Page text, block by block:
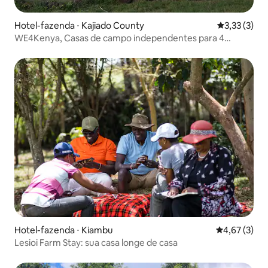
Hotel-fazenda ⋅ Kajiado County 3,33 de
3,33 (3)
WE4Kenya, Casas de campo independentes para 4
Hotel-fazenda ⋅ Kiambu 4,67 de
4,67 (3)
Lesioi Farm Stay: sua casa longe de casa